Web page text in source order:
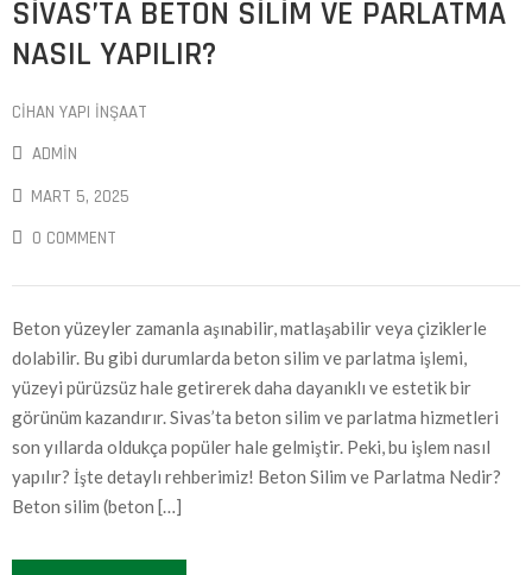
SIVAS’TA BETON SILIM VE PARLATMA
NASIL YAPILIR?
CIHAN YAPI İNŞAAT
ADMIN
MART 5, 2025
0 COMMENT
Beton yüzeyler zamanla aşınabilir, matlaşabilir veya çiziklerle
dolabilir. Bu gibi durumlarda beton silim ve parlatma işlemi,
yüzeyi pürüzsüz hale getirerek daha dayanıklı ve estetik bir
görünüm kazandırır. Sivas’ta beton silim ve parlatma hizmetleri
son yıllarda oldukça popüler hale gelmiştir. Peki, bu işlem nasıl
yapılır? İşte detaylı rehberimiz! Beton Silim ve Parlatma Nedir?
Beton silim (beton […]